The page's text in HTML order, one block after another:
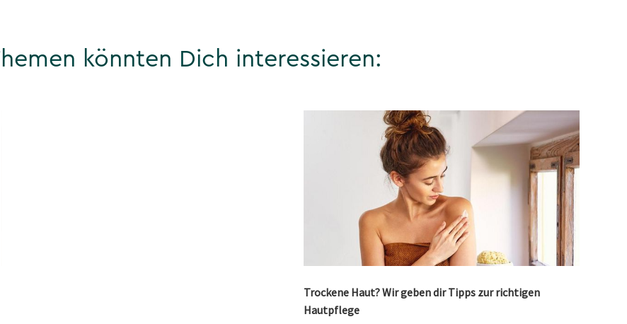
könnten Dich interessieren:
Trockene Haut? Wir geben dir Tipps zur richtigen
Hautpflege